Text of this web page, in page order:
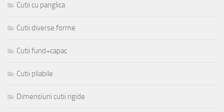
Cutii cu panglica
Cutii diverse forme
Cutii fund+capac
Cutii pliabile
Dimensiuni cutii rigide